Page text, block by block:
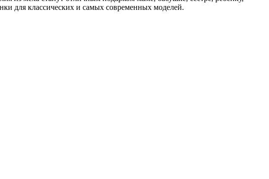
для классических и самых современных моделей.